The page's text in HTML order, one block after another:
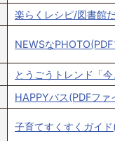
楽らくレシピ/図書館
NEWSな
とうごうトレンド「
HAPPYバス(PDFフ
子育てすくすくガイ